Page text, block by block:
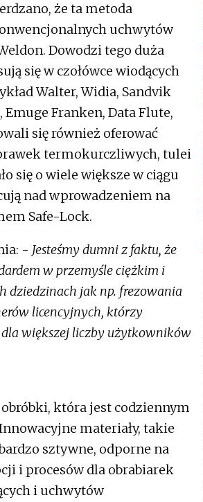
że ta metoda
uchwytów
Dowodzi tego duża
się w czołówce wiodących
Walter, Widia, Sandvik
Franken, Data Flute,
się również oferować
termokurczliwych, tulei
się o wiele większe w ciągu
nad wprowadzeniem na
Safe-Lock.
- Jesteśmy dumni z faktu, że
w przemyśle ciężkim i
dziedzinach jak np. frezowania
licencyjnych, którzy
dla większej liczby użytkowników
która jest codziennym
materiały, takie
sztywne, odporne na
i procesów dla obrabiarek
i uchwytów